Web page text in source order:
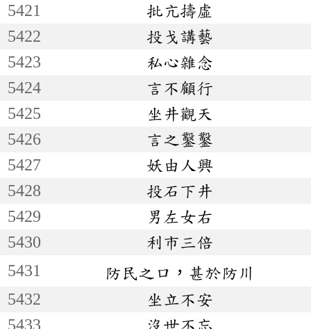
5421
批亢擣虛
5422
投戈講藝
5423
私心雜念
5424
言不顧行
5425
坐井觀天
5426
言之鑿鑿
5427
妖由人興
5428
投石下井
5429
男左女右
5430
利市三倍
5431
防民之口，甚於防川
5432
坐立不安
5433
沒世不忘